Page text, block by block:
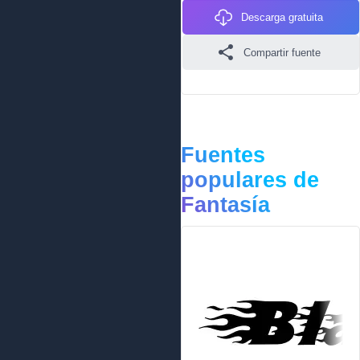
Descarga gratuita
Compartir fuente
Fuentes
populares de
Fantasía